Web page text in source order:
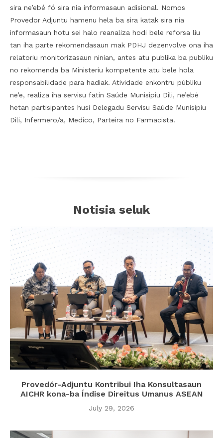
sira ne’ebé fó sira nia informasaun adisional. Nomos
Provedor Adjuntu hamenu hela ba sira katak sira nia
informasaun hotu sei halo reanaliza hodi bele reforsa liu
tan iha parte rekomendasaun mak PDHJ dezenvolve ona iha
relatoriu monitorizasaun ninian, antes atu publika ba publiku
no rekomenda ba Ministeriu kompetente atu bele hola
responsabilidade para hadiak. Atividade enkontru públiku
ne’e, realiza iha servisu fatin Saúde Munisipiu Dili, ne’ebé
hetan partisipantes husi Delegadu Servisu Saúde Munisipiu
Dili, Infermero/a, Medico, Parteira no Farmacista.
Notisia seluk
Provedór-Adjuntu Kontribui Iha Konsultasaun
AICHR kona-ba Índise Direitus Umanus ASEAN
July 29, 2026